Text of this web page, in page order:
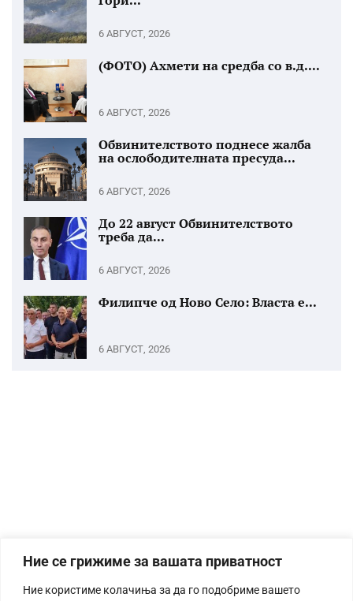
Ние се грижиме за вашата приватност
Ние користиме колачиња за да го подобриме вашето
6 АВГУСТ, 2026
(ФОТО) Ахмети на средба со в.д....
6 АВГУСТ, 2026
Обвинителството поднесе жалба
на ослободителната пресуда...
6 АВГУСТ, 2026
До 22 август Обвинителството
треба да...
6 АВГУСТ, 2026
Филипче од Ново Село: Власта е...
6 АВГУСТ, 2026